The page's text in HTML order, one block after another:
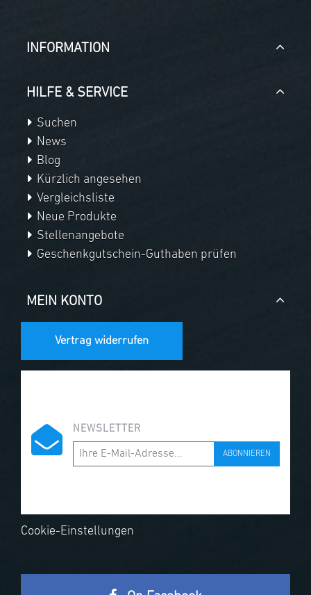
INFORMATION
HILFE & SERVICE
Suchen
News
Blog
Kürzlich angesehen
Vergleichsliste
Neue Produkte
Stellenangebote
Geschenkgutschein-Guthaben prüfen
MEIN KONTO
Vertrag widerrufen
NEWSLETTER
ABONNIEREN
Cookie-Einstellungen